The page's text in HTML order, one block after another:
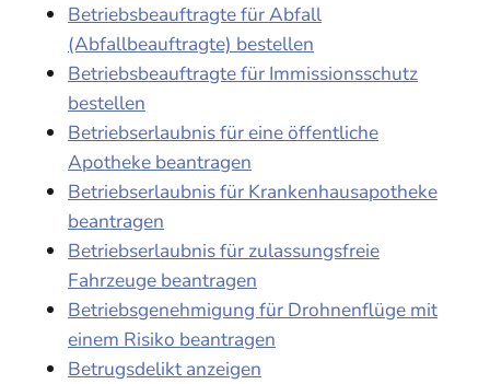
Betriebsbeauftragte für Abfall
(Abfallbeauftragte) bestellen
Betriebsbeauftragte für Immissionsschutz
bestellen
Betriebserlaubnis für eine öffentliche
Apotheke beantragen
Betriebserlaubnis für Krankenhausapotheke
beantragen
Betriebserlaubnis für zulassungsfreie
Fahrzeuge beantragen
Betriebsgenehmigung für Drohnenflüge mit
einem Risiko beantragen
Betrugsdelikt anzeigen